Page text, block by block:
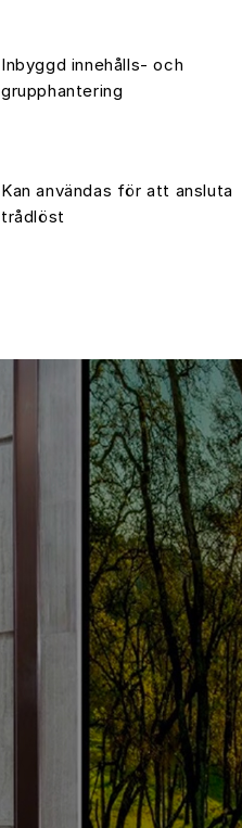
Inbyggd innehålls- och
grupphantering
Kan användas för att ansluta
trådlöst